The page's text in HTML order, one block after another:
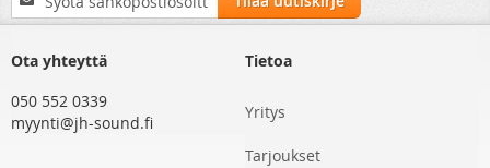
uutiskirjeemme:
Ota yhteyttä
050 552 0339
myynti@jh-sound.fi
Tietoa
Yritys
Tarjoukset